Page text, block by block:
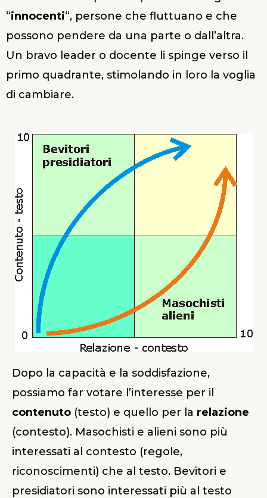
“innocenti“, persone che fluttuano e che
possono pendere da una parte o dall’altra.
Un bravo leader o docente li spinge verso il
primo quadrante, stimolando in loro la voglia
di cambiare.
Dopo la capacità e la soddisfazione,
possiamo far votare l’interesse per il
contenuto (testo) e quello per la relazione
(contesto). Masochisti e alieni sono più
interessati al contesto (regole,
riconoscimenti) che al testo. Bevitori e
presidiatori sono interessati più al testo